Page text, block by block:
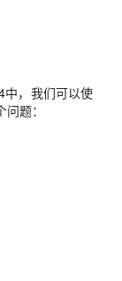
中，我们可以使
题：